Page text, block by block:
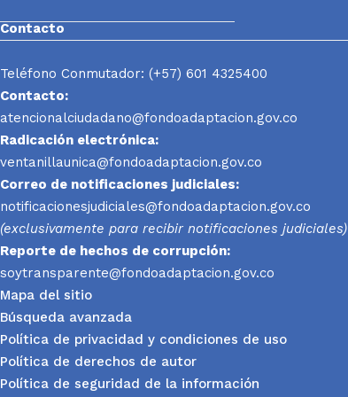
Contacto
Teléfono Conmutador: (+57) 601 4325400
Contacto:
atencionalciudadano@fondoadaptacion.gov.co
Radicación electrónica:
ventanillaunica@fondoadaptacion.gov.co
Correo de notificaciones judiciales:
notificacionesjudiciales@fondoadaptacion.gov.co
(exclusivamente para recibir notificaciones judiciales)
Reporte de hechos de corrupción:
soytransparente@fondoadaptacion.gov.co
Mapa del sitio
Búsqueda avanzada
Política de privacidad y condiciones de uso
Política de derechos de autor
Política de seguridad de la información